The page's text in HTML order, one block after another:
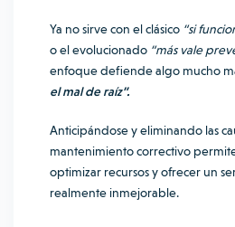
Ya no sirve con el clásico “si
o el evolucionado “más vale
enfoque defiende algo mucho
el mal de raíz”.
Anticipándose y eliminando las
mantenimiento correctivo
optimizar recursos y ofrecer un
realmente inmejorable.